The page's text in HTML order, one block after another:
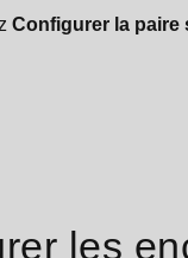
Configurer la paire
les